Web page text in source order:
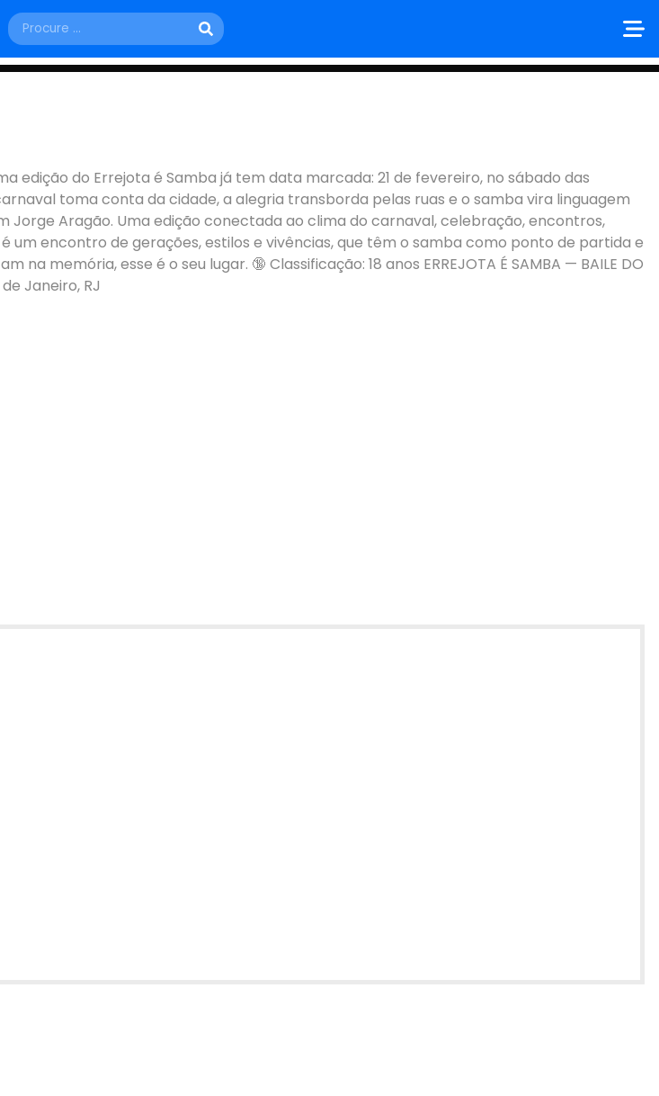
ARAGÃO
de Janeiro - RJ
edição do Errejota é Samba já tem data marcada: 21 de fevereiro, no sábado das
toma conta da cidade, a alegria transborda pelas ruas e o samba vira linguagem
Jorge Aragão. Uma edição conectada ao clima do carnaval, celebração, encontros,
um encontro de gerações, estilos e vivências, que têm o samba como ponto de partida e
memória, esse é o seu lugar. 🔞 Classificação: 18 anos ERREJOTA É SAMBA — BAILE DO
Janeiro, RJ